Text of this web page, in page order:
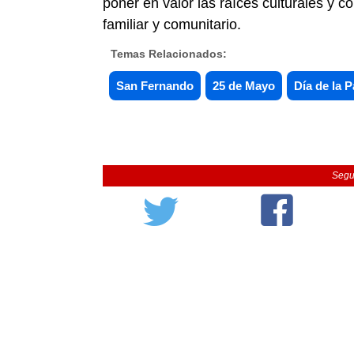
poner en valor las raíces culturales y
familiar y comunitario.
Temas Relacionados:
San Fernando 25 de Mayo Día de la